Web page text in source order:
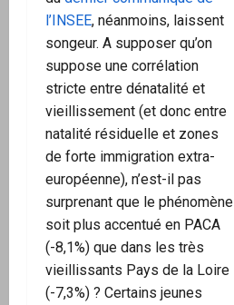
l’INSEE, néanmoins, laissent
songeur. A supposer qu’on
suppose une corrélation
stricte entre dénatalité et
vieillissement (et donc entre
natalité résiduelle et zones
de forte immigration extra-
européenne), n’est-il pas
surprenant que le phénomène
soit plus accentué en PACA
(-8,1%) que dans les très
vieillissants Pays de la Loire
(-7,3%) ? Certains jeunes